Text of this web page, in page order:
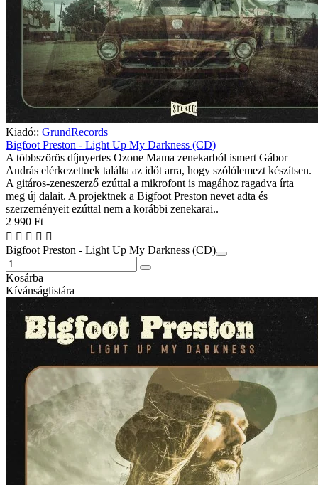
Kiadó:: GrundRecords
Bigfoot Preston - Light Up My Darkness (CD)
A többszörös díjnyertes Ozone Mama zenekarból ismert Gábor
András elérkezettnek találta az időt arra, hogy szólólemezt készítsen.
A gitáros-zeneszerző ezúttal a mikrofont is magához ragadva írta
meg új dalait. A projektnek a Bigfoot Preston nevet adta és
szerzeményeit ezúttal nem a korábbi zenekarai..
2 990 Ft
Bigfoot Preston - Light Up My Darkness (CD)
Kosárba
Kívánságlistára